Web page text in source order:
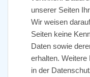
unserer Seiten
Wir weisen
Seiten keine
Daten sowie
erhalten. Weitere
in der